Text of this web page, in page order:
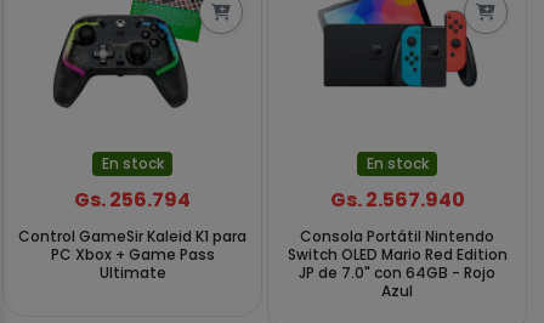
En stock
Gs. 256.794
Control GameSir Kaleid K1 para
PC Xbox + Game Pass
Ultimate
En stock
Gs. 2.567.940
Consola Portátil Nintendo
Switch OLED Mario Red Edition
JP de 7.0" con 64GB - Rojo
Azul